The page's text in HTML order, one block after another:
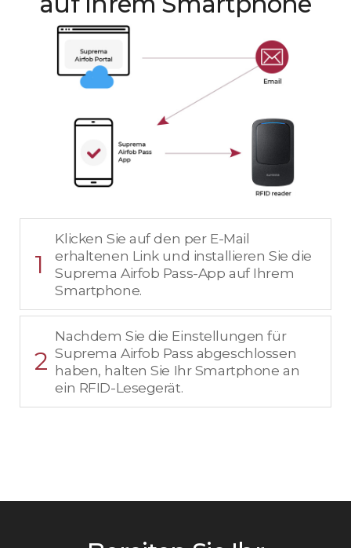
1
Klicken Sie auf den per E-Mail
erhaltenen Link und installieren Sie die
Suprema Airfob Pass-App auf Ihrem
Smartphone.
2
Nachdem Sie die Einstellungen für
Suprema Airfob Pass abgeschlossen
haben, halten Sie Ihr Smartphone an
ein RFID-Lesegerät.